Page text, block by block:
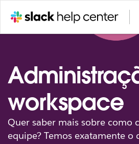
workspace
Quer saber mais sobre como
equipe? Temos exatamente o